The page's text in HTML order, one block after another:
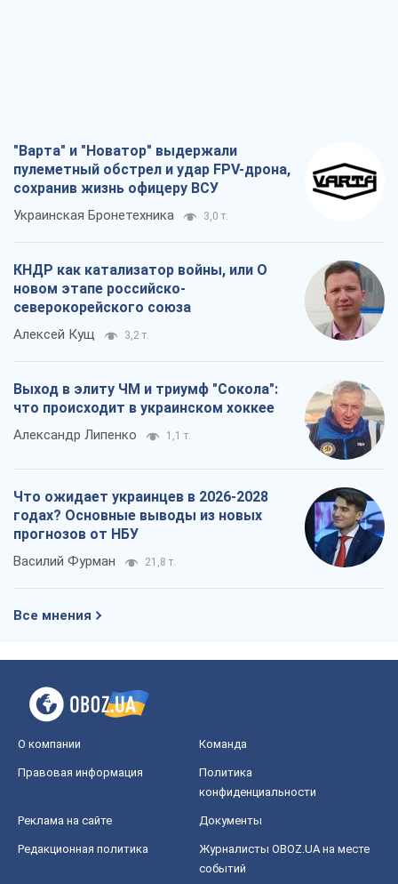
"Варта" и "Новатор" выдержали
пулеметный обстрел и удар FPV-дрона,
сохранив жизнь офицеру ВСУ
Украинская Бронетехника 3,0 т.
КНДР как катализатор войны, или О
новом этапе российско-
северокорейского союза
Алексей Кущ 3,2 т.
Выход в элиту ЧМ и триумф "Сокола":
что происходит в украинском хоккее
Александр Липенко 1,1 т.
Что ожидает украинцев в 2026-2028
годах? Основные выводы из новых
прогнозов от НБУ
Василий Фурман 21,8 т.
Все мнения
О компании Команда
Правовая информация
Политика
конфиденциальности
Реклама на сайте Документы
Редакционная политика
Журналисты OBOZ.UA на месте
событий